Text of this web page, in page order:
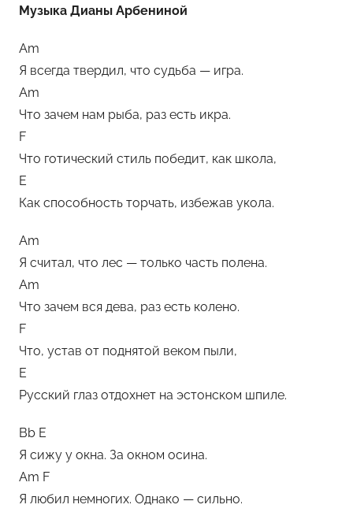
о
м
е
у
ь
Музыка Дианы Арбениной
Am
Я всегда твердил, что судьба — игра.
Am
Что зачем нам рыба, раз есть икра.
F
Что готический стиль победит, как школа,
E
Как способность торчать, избежав укола.
Am
Я считал, что лес — только часть полена.
Am
Что зачем вся дева, раз есть колено.
F
Что, устав от поднятой веком пыли,
E
Русский глаз отдохнет на эстонском шпиле.
Bb E
Я сижу у окна. За окном осина.
Am F
Я любил немногих. Однако — сильно.